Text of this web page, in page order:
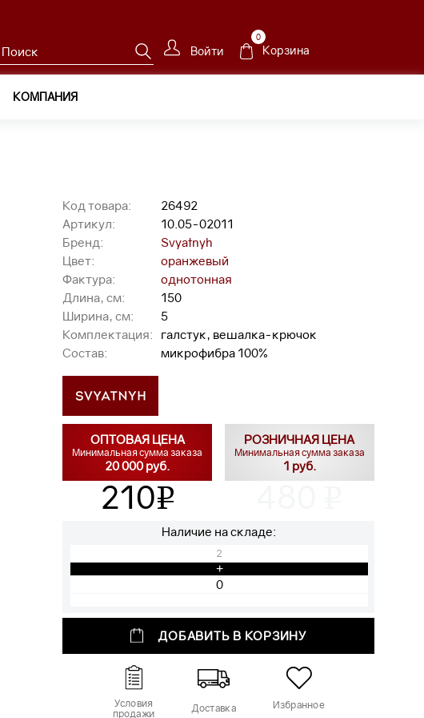
Войти
0
Корзина
КОМПАНИЯ
Код товара:
26492
Артикул:
10.05-02011
Бренд:
Svyatnyh
Цвет:
оранжевый
Фактура:
однотонная
Длина, см:
150
Ширина, см:
5
Комплектация:
галстук, вешалка-крючок
Состав:
микрофибра 100%
ОПТОВАЯ ЦЕНА
Минимальная сумма заказа
20 000 руб.
210v
РОЗНИЧНАЯ ЦЕНА
Минимальная сумма заказа
1 руб.
Наличие на складе:
2
+
ДОБАВИТЬ В КОРЗИНУ
Условия
продажи
Доставка Избранное